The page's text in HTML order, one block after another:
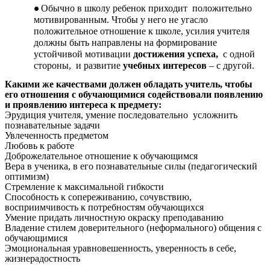
Обычно в школу ребенок приходит положительно
мотивированным. Чтобы у него не угасло
положительное отношение к школе, усилия учителя
должны быть направлены на формирование
устойчивой мотивации достижения успеха, с одной
стороны, и развитие учебных интересов – с другой.
Какими же качествами должен обладать учитель, чтобы
его отношения с обучающимися содействовали появлению
и проявлению интереса к предмету:
Эрудиция учителя, умение последовательно усложнить
познавательные задачи
Увлеченность предметом
Любовь к работе
Доброжелательное отношение к обучающимся
Вера в ученика, в его познавательные силы (педагогический
оптимизм)
Стремление к максимальной гибкости
Способность к сопереживанию, сочувствию,
восприимчивость к потребностям обучающихся
Умение придать личностную окраску преподаванию
Владение стилем доверительного (неформального) общения с
обучающимися
Эмоциональная уравновешенность, уверенность в себе,
жизнерадостность